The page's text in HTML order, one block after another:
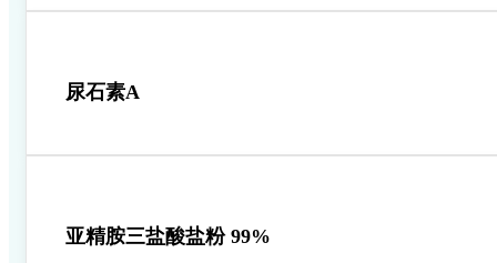
尿石素A
亚精胺三盐酸盐粉 99%